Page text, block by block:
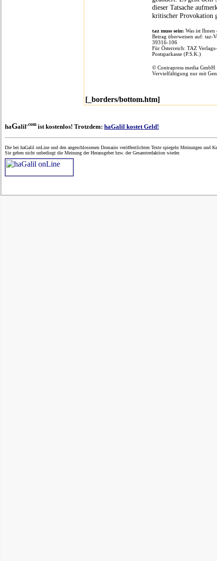
dieser Tatsache
kritischer Provokation
taz muss sein: Was ist Ihnen
Betrag überweisen auf:
39316-106
Für Österreich: TAZ
Postsparkasse (P.S.K.)
© Contrapress media GmbH
Vervielfältigung nur mit
[_borders/bottom.htm]
haGalil.com ist kostenlos! Trotzdem: haGalil kostet Geld!
Die bei haGalil onLine und den angeschlossenen Domains veröffentlichten Texte spiegeln Meinungen und
Sie geben nicht unbedingt die Meinung der Herausgeber bzw. der Gesamtredaktion wieder.